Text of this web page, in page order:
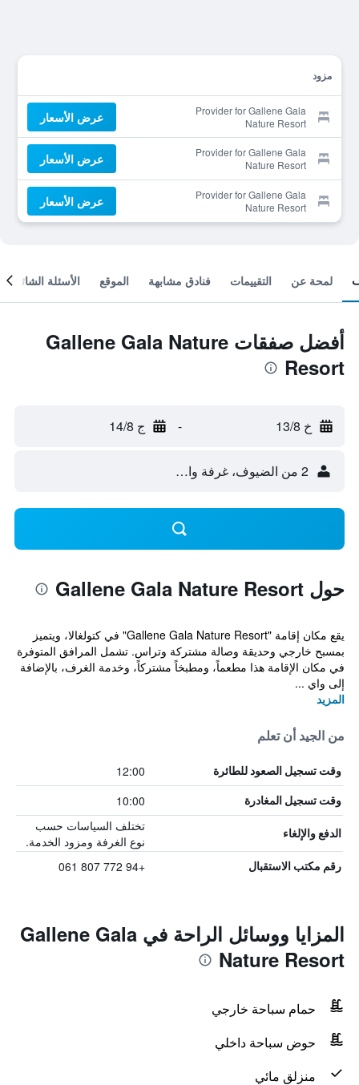
مزود
Provider for Gallene Gala
Nature Resort
عرض الأسعار
Provider for Gallene Gala
Nature Resort
عرض الأسعار
Provider for Gallene Gala
Nature Resort
عرض الأسعار
لمحة عن التقييمات فنادق مشابهة الموقع الأسئلة الشائعة
أفضل صفقات Gallene Gala Nature
Resort
خ 13/8 - ج 14/8
2 من الضيوف، غرفة واحدة
حول Gallene Gala Nature Resort
يقع مكان إقامة "Gallene Gala Nature Resort" في كتولغالا، ويتميز
بمسبح خارجي وحديقة وصالة مشتركة وتراس. تشمل المرافق المتوفرة
في مكان الإقامة هذا مطعماً، ومطبخاً مشتركاً، وخدمة الغرف، بالإضافة
إلى واي ...
المزيد
من الجيد أن تعلم
وقت تسجيل الصعود للطائرة 12:00
وقت تسجيل المغادرة 10:00
الدفع والإلغاء
تختلف السياسات حسب
نوع الغرفة ومزود الخدمة.
رقم مكتب الاستقبال +94 772 807 061
المزايا ووسائل الراحة في Gallene Gala
Nature Resort
حمام سباحة خارجي
حوض سباحة داخلي
منزلق مائي